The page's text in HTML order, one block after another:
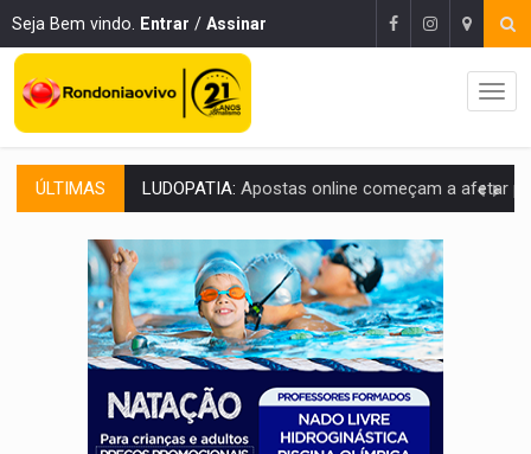
Seja Bem vindo. Entrar / Assinar
ÚLTIMAS REFLORESTAMENTO: Plantar árvores não será mais suficiente para
OVNIS NA LUA:Cientistas alertam para possível base secreta no satélite
ACABOU COM PEUGEOT:Incêndio destrói carro que era rebocado para oficina
VÍDEO:Ladrão é filmado furtando moto na frente do bar
BOLSAS DE PESQUISA:Iniciativa Amazônia+10 lança chamada para fortalecer
MATERIAL:Brasil tem grandes reservas de urânio, mas produz pouco e